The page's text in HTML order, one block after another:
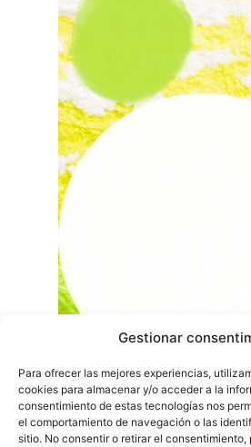
Gestionar
Para ofrecer las mejores experiencias,
cookies para almacenar y/o acceder a la
consentimiento de estas tecnologías nos
el comportamiento de navegación o las
sitio. No consentir o retirar el consentimiento,